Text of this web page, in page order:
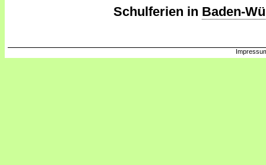
Schulferien in Baden-